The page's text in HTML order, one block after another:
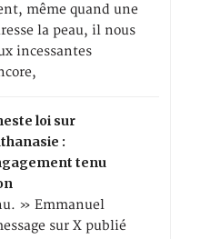
même quand une
la peau, il nous
incessantes
loi sur
:
tenu
» Emmanuel
sur X publié